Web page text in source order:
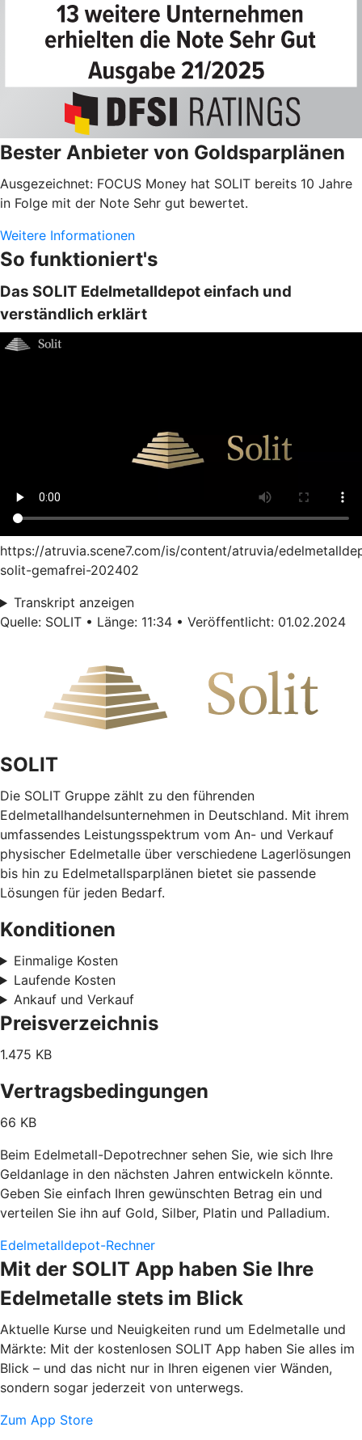
Bester Anbieter von Goldsparplänen
Ausgezeichnet: FOCUS Money hat SOLIT bereits 10 Jahre
in Folge mit der Note Sehr gut bewertet.
Weitere Informationen
So funktioniert's
Das SOLIT Edelmetalldepot einfach und
verständlich erklärt
https://atruvia.scene7.com/is/content/atruvia/
solit-gemafrei-202402
Transkript anzeigen
Quelle: SOLIT • Länge: 11:34 • Veröffentlicht: 01.02.2024
SOLIT
Die SOLIT Gruppe zählt zu den führenden
Edelmetallhandelsunternehmen in Deutschland. Mit ihrem
umfassendes Leistungsspektrum vom An- und Verkauf
physischer Edelmetalle über verschiedene Lagerlösungen
bis hin zu Edelmetallsparplänen bietet sie passende
Lösungen für jeden Bedarf.
Konditionen
Einmalige Kosten
Laufende Kosten
Ankauf und Verkauf
Preisverzeichnis
1.475 KB
Vertragsbedingungen
66 KB
Beim Edelmetall-Depotrechner sehen Sie, wie sich Ihre
Geldanlage in den nächsten Jahren entwickeln könnte.
Geben Sie einfach Ihren gewünschten Betrag ein und
verteilen Sie ihn auf Gold, Silber, Platin und Palladium.
Edelmetalldepot-Rechner
Mit der SOLIT App haben Sie Ihre
Edelmetalle stets im Blick
Aktuelle Kurse und Neuigkeiten rund um Edelmetalle und
Märkte: Mit der kostenlosen SOLIT App haben Sie alles im
Blick – und das nicht nur in Ihren eigenen vier Wänden,
sondern sogar jederzeit von unterwegs.
Zum App Store